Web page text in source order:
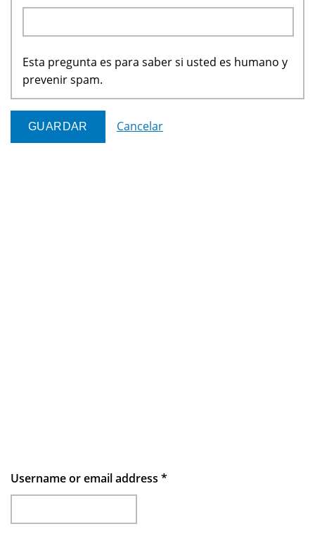
Esta pregunta es para saber si usted es humano y
prevenir spam.
Cancelar
Username or email address *